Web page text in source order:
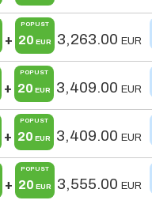
+
POPUST
20 EUR 3,263.00 EUR
+
POPUST
20 EUR 3,409.00 EUR
+
POPUST
20 EUR 3,409.00 EUR
+
POPUST
20 EUR 3,555.00 EUR